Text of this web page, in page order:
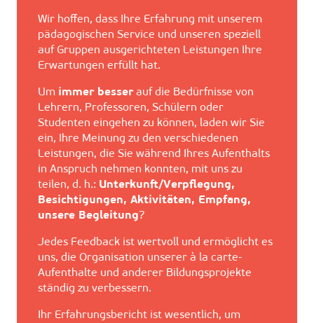
Wir hoffen, dass Ihre Erfahrung mit unserem
pädagogischen Service und unseren speziell
auf Gruppen ausgerichteten Leistungen Ihre
Erwartungen erfüllt hat.
Um immer besserauf die Bedürfnisse von
Lehrern, Professoren, Schülern oder
Studenten eingehen zu können, laden wir Sie
ein, Ihre Meinung zu den verschiedenen
Leistungen, die Sie während Ihres Aufenthalts
in Anspruch nehmen konnten, mit uns zu
teilen, d. h.: Unterkunft/Verpflegung,
Besichtigungen, Aktivitäten, Empfang,
unsere Begleitung?
Jedes Feedback ist wertvoll und ermöglicht es
uns, die Organisation unserer à la carte-
Aufenthalte und anderer Bildungsprojekte
ständig zu verbessern.
Ihr Erfahrungsbericht ist wesentlich, um